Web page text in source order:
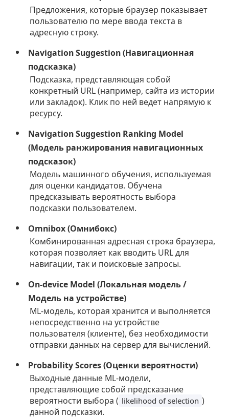
Предложения, которые браузер показывает
пользователю по мере ввода текста в
адресную строку.
Navigation Suggestion (Навигационная
подсказка)
Подсказка, представляющая собой
конкретный URL (например, сайта из истории
или закладок). Клик по ней ведет напрямую к
ресурсу.
Navigation Suggestion Ranking Model
(Модель ранжирования навигационных
подсказок)
Модель машинного обучения, используемая
для оценки кандидатов. Обучена
предсказывать вероятность выбора
подсказки пользователем.
Omnibox (Омнибокс)
Комбинированная адресная строка браузера,
которая позволяет как вводить URL для
навигации, так и поисковые запросы.
On-device Model (Локальная модель /
Модель на устройстве)
ML-модель, которая хранится и выполняется
непосредственно на устройстве
пользователя (клиенте), без необходимости
отправки данных на сервер для вычислений.
Probability Scores (Оценки вероятности)
Выходные данные ML-модели,
представляющие собой предсказание
вероятности выбора ( likelihood of selection )
данной подсказки.